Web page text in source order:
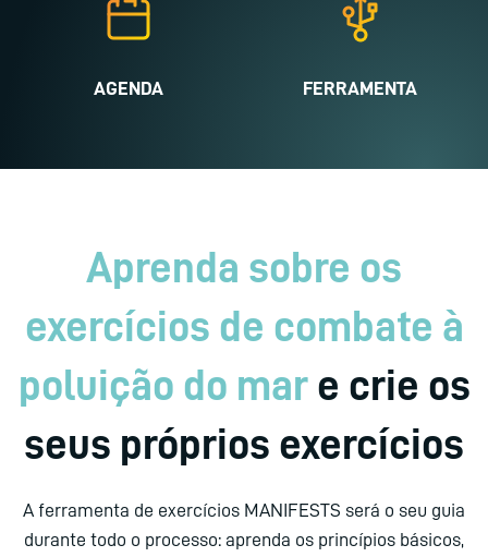
AGENDA FERRAMENTA
Aprenda sobre os
exercícios de combate à
poluição do mare crie os
seus próprios exercícios
A ferramenta de exercícios MANIFESTS será o seu guia
durante todo o processo: aprenda os princípios básicos,